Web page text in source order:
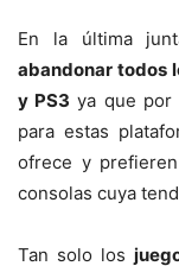
En la última
abandonar todos
y PS3 ya que por
para estas
ofrece y
consolas cuya
Tan solo los